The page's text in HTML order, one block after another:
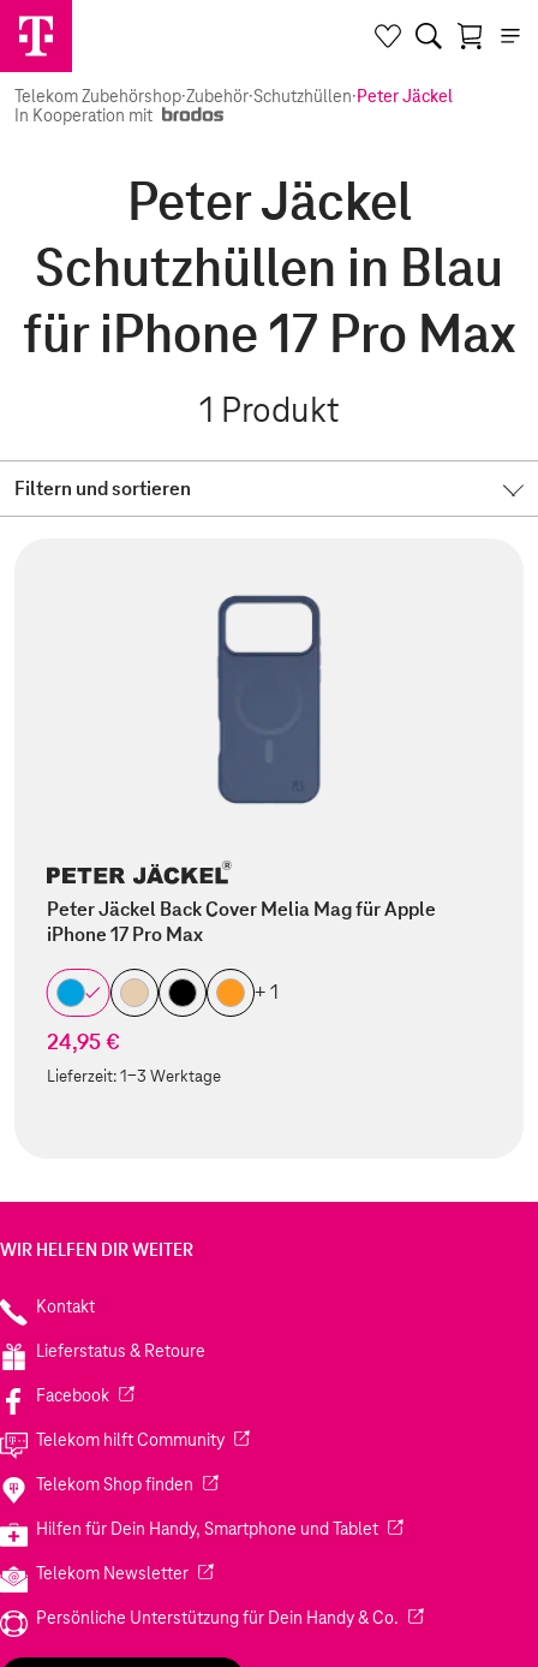
Telekom Zubehörshop·Zubehör·Schutzhüllen·Peter Jäckel
In Kooperation mit
Peter Jäckel
Schutzhüllen in Blau
für iPhone 17 Pro Max
1 Produkt
Filtern und sortieren
Peter Jäckel Back Cover Melia Mag für Apple
iPhone 17 Pro Max
+ 1
24,95 €
Lieferzeit:1-3 Werktage
WIR HELFEN DIR WEITER
Kontakt
Lieferstatus & Retoure
Facebook(Wird in einem neuen Tab geöffnet)
Telekom hilft Community(Wird in einem neuen Tab geöffnet)
Telekom Shop finden (Wird in einem neuen Tab geöffnet)
Hilfen für Dein Handy, Smartphone und Tablet(Wird in einem
Telekom Newsletter(Wird in einem neuen Tab geöffnet)
Persönliche Unterstützung für Dein Handy & Co. (Wird in einem